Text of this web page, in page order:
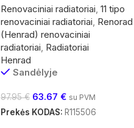
Renovaciniai radiatoriai, 11 tipo
renovaciniai radiatoriai, Renorad
(Henrad) renovaciniai
radiatoriai, Radiatoriai
Henrad
Sandėlyje
97.95€ 63.67 € su PVM
Prekės KODAS: R115506